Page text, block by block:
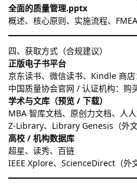
全面的质量管理.pptx
概述、核心原则、实施流程、
四、获取方式（合规建议）
正版电子书平台
京东读书、微信读书、Kindle 商
中国质量协会官网 / 认证机构：购
学术与文库（预览 / 下载）
MBA 智库文档、原创力文档、人
Z-Library、Library Genesis（外文
高校 / 机构数据库
超星、读秀、百链
IEEE Xplore、ScienceDirect（外